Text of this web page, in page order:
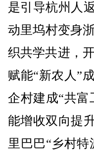
是引导杭州人
动里坞村变身
织共学共进，
赋能“新农人”
企村建成“共
能增收双向提
里巴巴“乡村